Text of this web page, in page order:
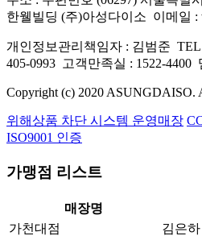
한웰빌딩 (주)아성다이소 이메일 :
개인정보관리책임자 : 김범준 TEL
405-0993 고객만족실 : 1522-4400
Copyright (c) 2020 ASUNGDAISO.
위해상품 차단 시스템 운영매장
ISO9001 인증
가맹점 리스트
매장명
가천대점
김은하